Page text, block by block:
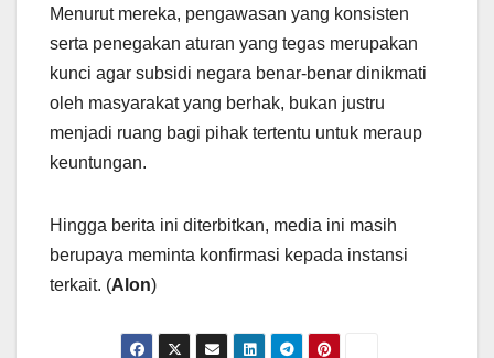
Menurut mereka, pengawasan yang konsisten
serta penegakan aturan yang tegas merupakan
kunci agar subsidi negara benar-benar dinikmati
oleh masyarakat yang berhak, bukan justru
menjadi ruang bagi pihak tertentu untuk meraup
keuntungan.
Hingga berita ini diterbitkan, media ini masih
berupaya meminta konfirmasi kepada instansi
terkait. (Alon)